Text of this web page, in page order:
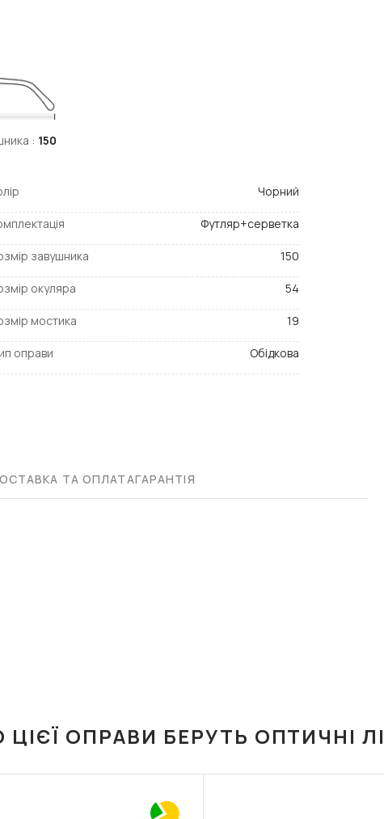
: 150
Чорний
Футляр+серветка
завушника 150
окуляра 54
мостика 19
оправи Обідкова
ТА ОПЛАТАГАРАНТІЯ
ЦІЄЇ ОПРАВИ БЕРУТЬ ОПТИЧНІ